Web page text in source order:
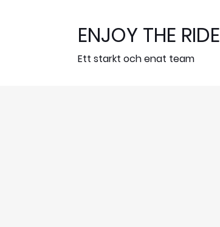
ENJOY THE RIDE
Ett starkt och enat team